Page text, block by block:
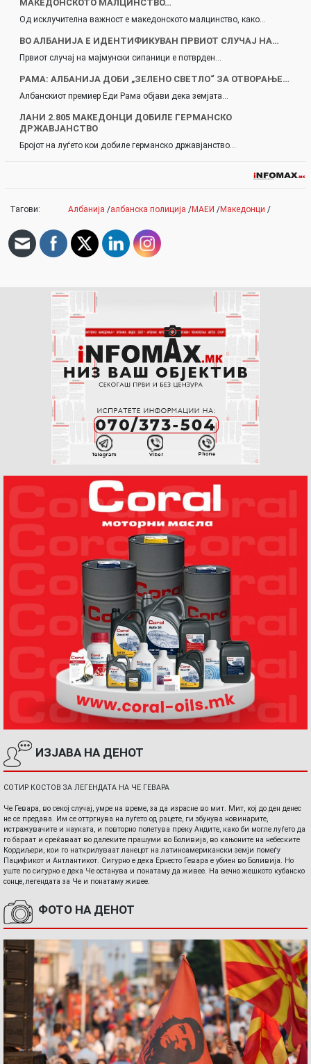
МАКЕДОНСКОТО МАЛЦИНСТВО…
Од исклучителна важност е македонското малцинство, како…
ВО АЛБАНИЈА Е ИДЕНТИФИКУВАН ПРВИОТ СЛУЧАЈ НА…
Првиот случај на мајмунски сипаници е потврден…
РАМА: АЛБАНИЈА ДОБИ „ЗЕЛЕНО СВЕТЛО“ ЗА ОТВОРАЊЕ…
Албанскиот премиер Еди Рама објави дека земјата…
ЛАНИ 2.805 МАКЕДОНЦИ ДОБИЛЕ ГЕРМАНСКО
ДРЖАВЈАНСТВО
Бројот на луѓето кои добиле германско државјанство…
Тагови: Албанија /албанска полиција /МАЕИ /Македонци /
ИЗЈАВА НА ДЕНОТ
СОТИР КОСТОВ ЗА ЛЕГЕНДАТА НА ЧЕ ГЕВАРА
Че Гевара, во секој случај, умре на време, за да израсне во мит. Мит, кој до ден денес
не се предава. Им се оттргнува на луѓето од рацете, ги збунува новинарите,
истражувачите и науката, и повторно полетува преку Андите, како би могле луѓето да
го бараат и среќаваат во далеките прашуми во Боливија, во кањоните на небеските
Кордиљери, кои го наткрилуваат ланецот на латиноамерикански земји помеѓу
Пацификот и Антлантикот. Сигурно е дека Ернесто Гевара е убиен во Боливија. Но
уште по сигурно е дека Че останува и понатаму да живее. На вечно жешкото кубанско
сонце, легендата за Че и понатаму живее.
ФОТО НА ДЕНОТ